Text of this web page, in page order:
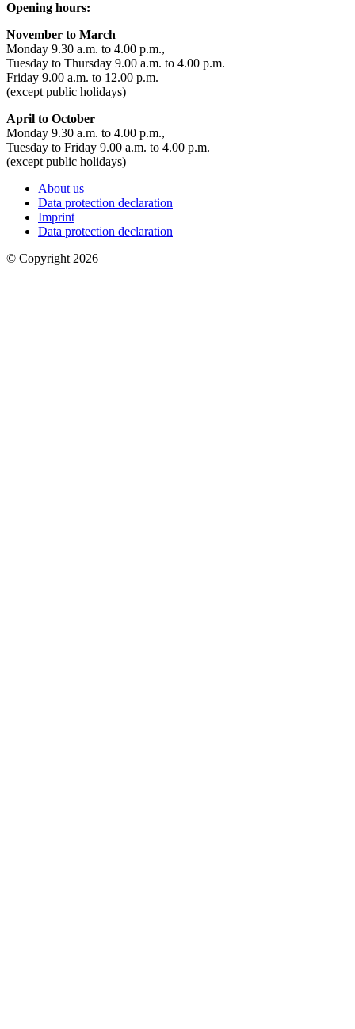
Opening hours:
November to March
Monday 9.30 a.m. to 4.00 p.m.,
Tuesday to Thursday 9.00 a.m. to 4.00 p.m.
Friday 9.00 a.m. to 12.00 p.m.
(except public holidays)
April to October
Monday 9.30 a.m. to 4.00 p.m.,
Tuesday to Friday 9.00 a.m. to 4.00 p.m.
(except public holidays)
About us
Data protection declaration
Imprint
Data protection declaration
© Copyright 2026